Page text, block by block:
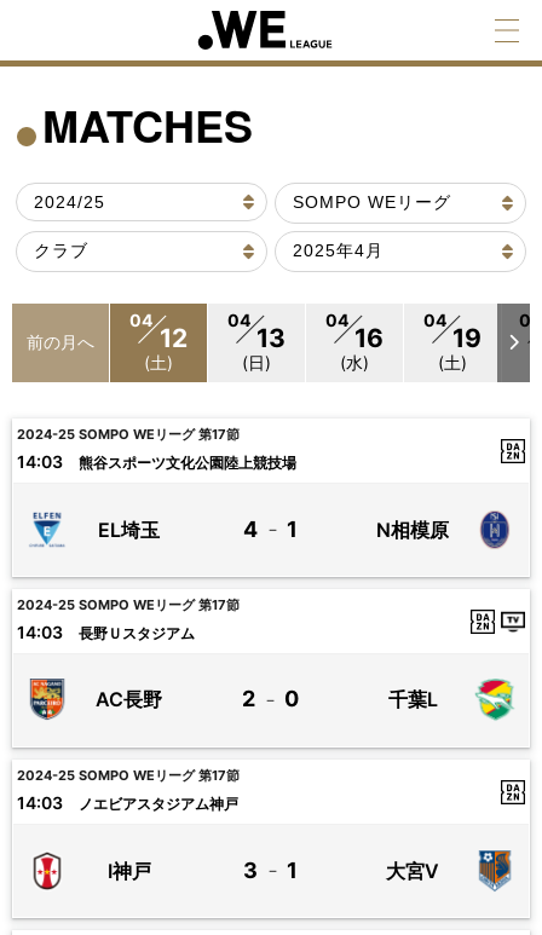
MATCHES
前の月へ
04
12
(土)
04
13
(日)
04
16
(水)
04
19
(土)
04
2024-25 SOMPO WEリーグ 第17節
14:03 熊谷スポーツ文化公園陸上競技場
EL埼玉 4 － 1 N相模原
2024-25 SOMPO WEリーグ 第17節
14:03 長野Ｕスタジアム
AC長野 2 － 0 千葉L
2024-25 SOMPO WEリーグ 第17節
14:03 ノエビアスタジアム神戸
I神戸 3 － 1 大宮V